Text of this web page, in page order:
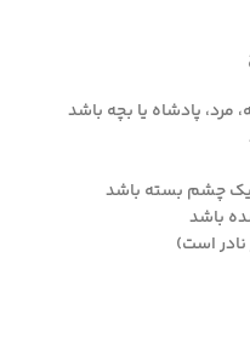
مرد، پادشاه یا بچه باشد
یک چشم بسته باشد
باشد
است)